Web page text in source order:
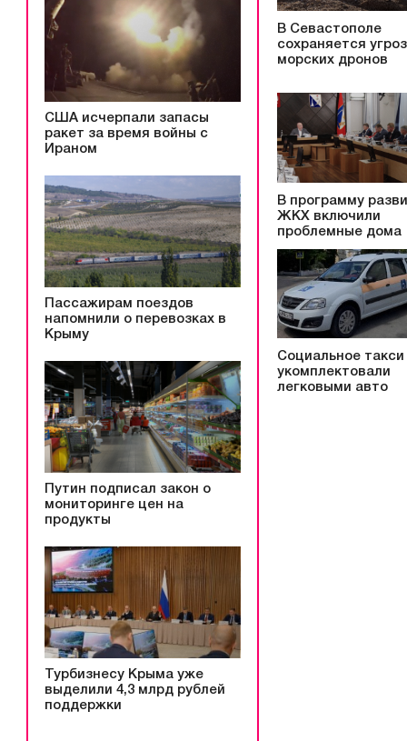
США исчерпали запасы
ракет за время войны с
Ираном
Пассажирам поездов
напомнили о перевозках в
Крыму
Путин подписал закон о
мониторинге цен на
продукты
Турбизнесу Крыма уже
выделили 4,3 млрд рублей
поддержки
В Севастополе
сохраняется
морских дронов
В программу
ЖКХ включили
проблемные дома
Социальное такси
укомплектовали
легковыми авто